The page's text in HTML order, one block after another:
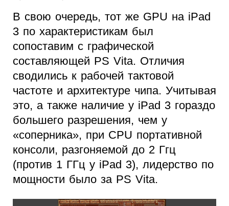
В свою очередь, тот же GPU на iPad
3 по характеристикам был
сопоставим с графической
составляющей PS Vita. Отличия
сводились к рабочей тактовой
частоте и архитектуре чипа. Учитывая
это, а также наличие у iPad 3 гораздо
большего разрешения, чем у
«соперника», при CPU портативной
консоли, разгоняемой до 2 Ггц
(против 1 ГГц у iPad 3), лидерство по
мощности было за PS Vita.